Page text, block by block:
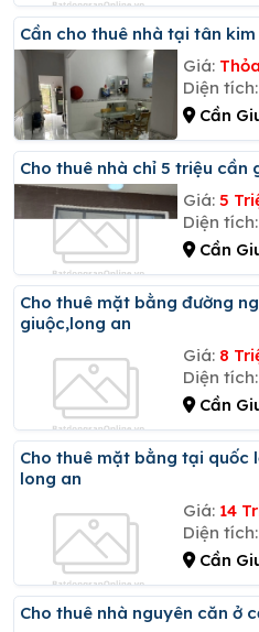
Cần cho thuê nhà tại tân
Giá:
Diện tích:
Cần
Cho thuê nhà chỉ 5 triệu cần
Giá: 5
Diện tích:
Cần
Cho thuê mặt bằng đường nguyễn thái bình, cần
giuộc,long an
Giá: 8
Diện tích:
Cần
Cho thuê mặt bằng tại quốc lộ 50 tân kim, cần giuộc,
long an
Giá: 14
Diện tích:
Cần
Cho thuê nhà nguyên căn ở